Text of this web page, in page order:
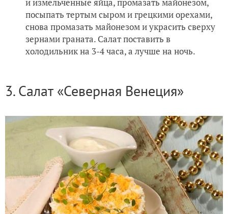
посыпать тертым сыром и грецкими орехами,
снова промазать майонезом и украсить сверху
зернами граната. Салат поставить в
холодильник на 3-4 часа, а лучше на ночь.
3. Салат «Северная Венеция»